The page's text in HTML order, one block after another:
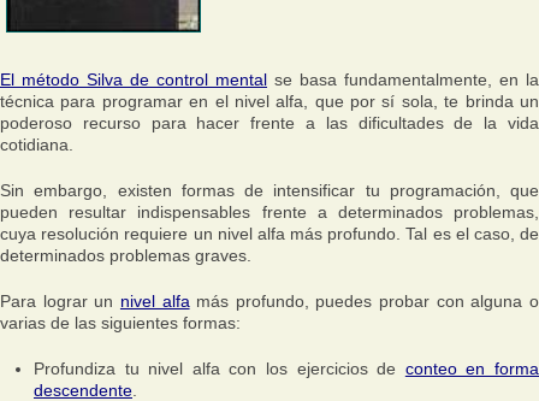
El método Silva de control mental se basa fundamentalmente, en la
técnica para programar en el nivel alfa, que por sí sola, te brinda un
poderoso recurso para hacer frente a las dificultades de la vida
cotidiana.
Sin embargo, existen formas de intensificar tu programación, que
pueden resultar indispensables frente a determinados problemas,
cuya resolución requiere un nivel alfa más profundo. Tal es el caso, de
determinados problemas graves.
Para lograr un nivel alfa más profundo, puedes probar con alguna o
varias de las siguientes formas:
Profundiza tu nivel alfa con los ejercicios de conteo en forma
descendente